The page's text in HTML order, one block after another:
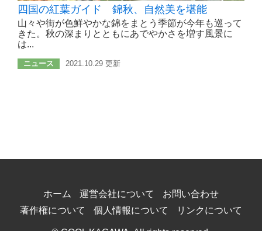
四国の紅葉ガイド 錦秋、自然美を堪能
山々や街が色鮮やかな錦をまとう季節が今年も巡って
きた。秋の深まりとともにあでやかさを増す風景に
は...
ニュース 2021.10.29 更新
ホーム 運営会社について
お問い合わせ
著作権について
個人情報について リンクについて